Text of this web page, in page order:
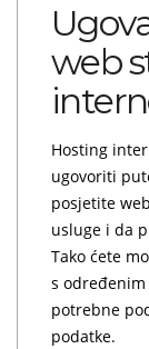
web
Hosting
ugovoriti
posjetite
usluge i da
Tako ćete
s
potrebne
podatke.